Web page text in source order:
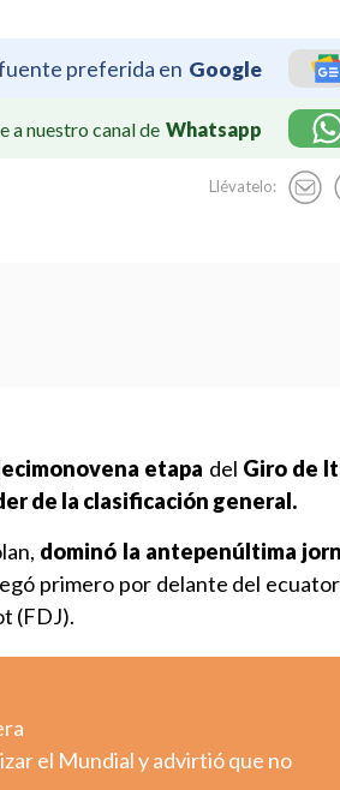
preferida en Google
a nuestro canal de Whatsapp
Llévatelo:
etapa del Giro de
de la clasificación general.
dominó la antepenúltima
primero por delante del
(FDJ).
el Mundial y advirtió que no